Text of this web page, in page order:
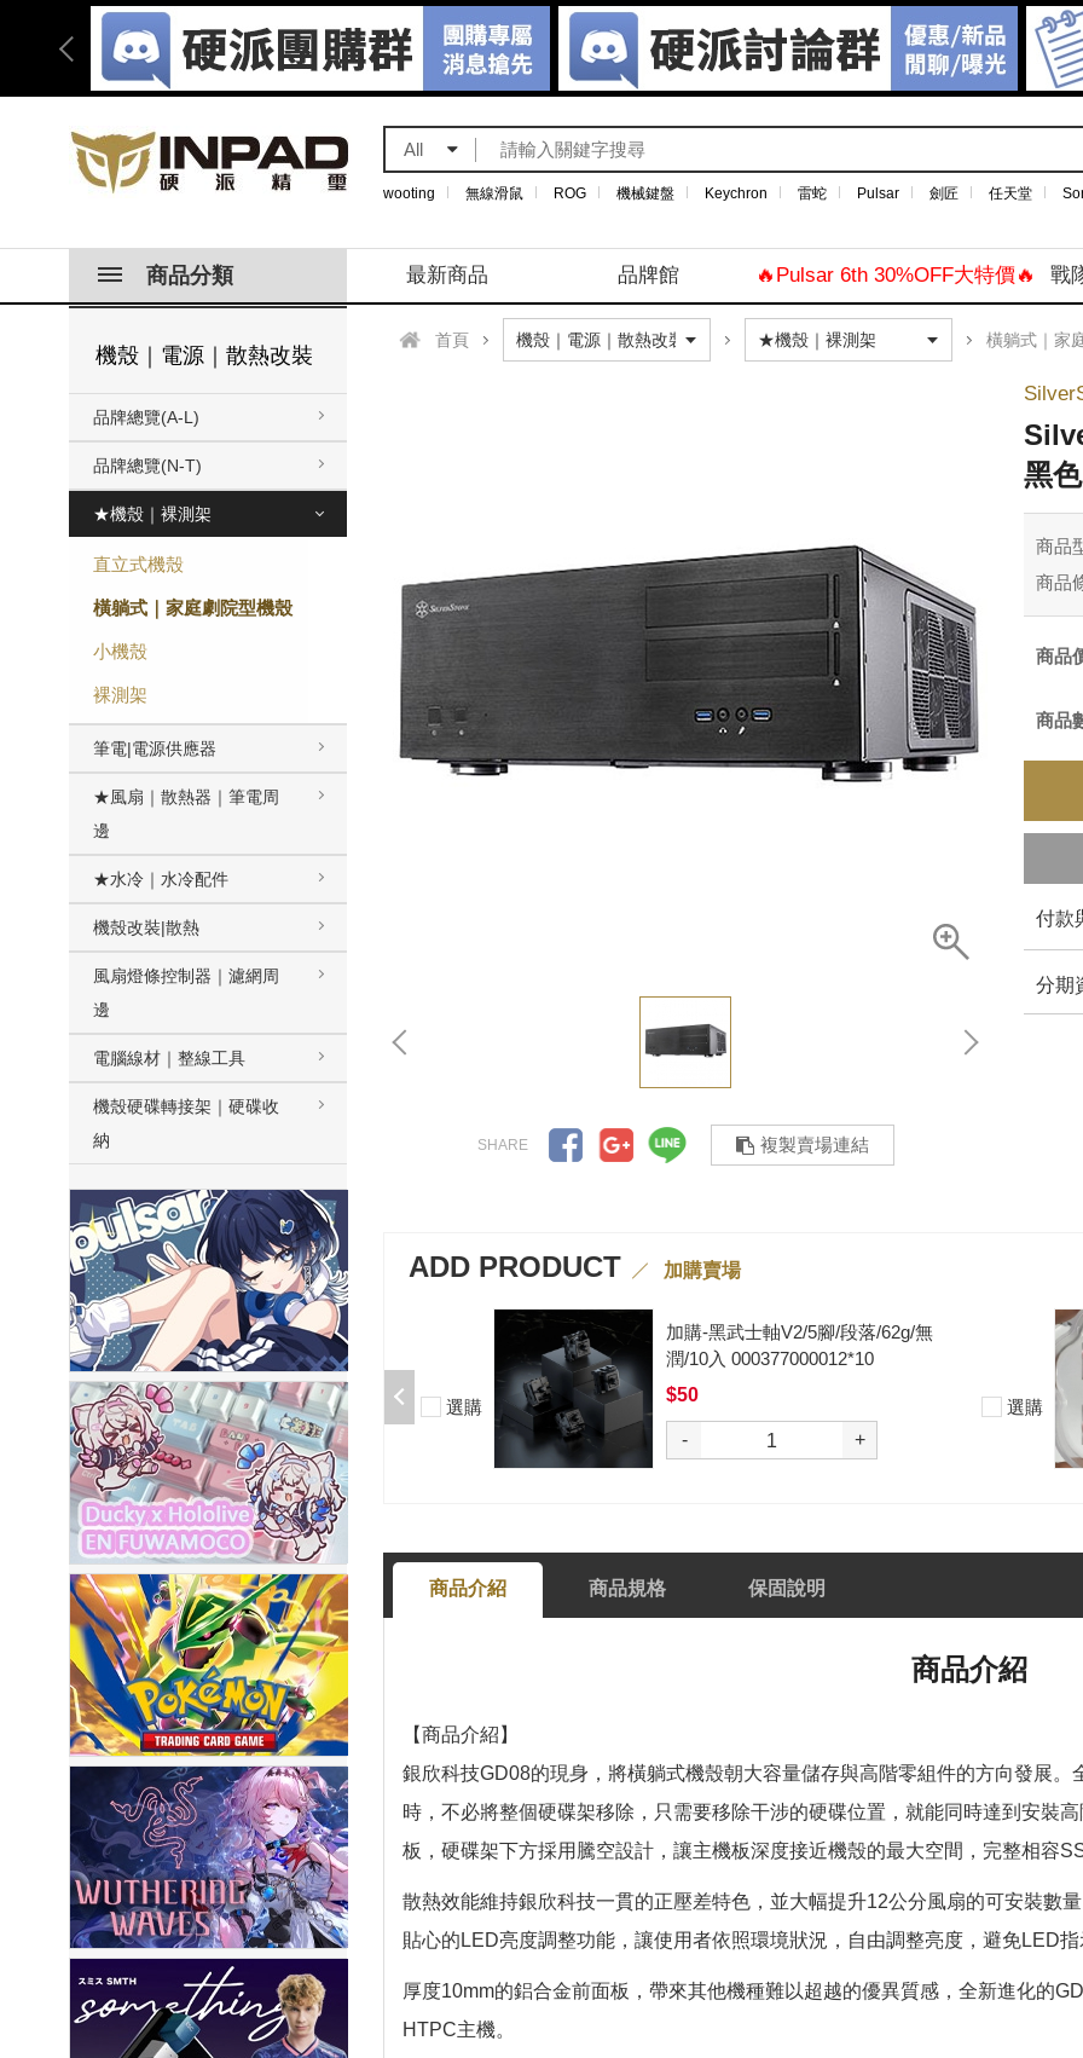
All
wooting 無線滑鼠 ROG 機械鍵盤 Keychron 雷蛇 Pulsar 劍匠 任天堂
商品分類 最新商品 品牌館 🔥Pulsar 6th 30%OFF大特價🔥 戰
機殼｜電源｜散熱改裝
品牌總覽(A-L)
品牌總覽(N-T)
★機殼｜裸測架
直立式機殼
橫躺式｜家庭劇院型機殼
小機殼
裸測架
筆電|電源供應器
★風扇｜散熱器｜筆電周
邊
★水冷｜水冷配件
機殼改裝|散熱
風扇燈條控制器｜濾網周
邊
電腦線材｜整線工具
機殼硬碟轉接架｜硬碟收
納
首頁 橫躺式｜家
複製賣場連結
黑色
商品
商品
商品
商品
付款
分期
ADD PRODUCT 加購賣場
加購-夢境軸/5腳/段落/58g/無潤/10
入 000377000013*10
$50
- +
選購
加購-黑武士軸V2/5腳/段落/62g/無
潤/10入 000377000012*10
$50
- +
選購
商品介紹 商品規格 保固說明
商品介紹
【商品介紹】
銀欣科技GD08的現身，將橫躺式機殼朝大容量儲存與高階零組件的方向發展
時，不必將整個硬碟架移除，只需要移除干涉的硬碟位置，就能同時達到安裝
板，硬碟架下方採用騰空設計，讓主機板深度接近機殼的最大空間，完整相容
散熱效能維持銀欣科技一貫的正壓差特色，並大幅提升12公分風扇的可安裝數
貼心的LED亮度調整功能，讓使用者依照環境狀況，自由調整亮度，避免LED
厚度10mm的鋁合金前面板，帶來其他機種難以超越的優異質感，全新進化的
HTPC主機。